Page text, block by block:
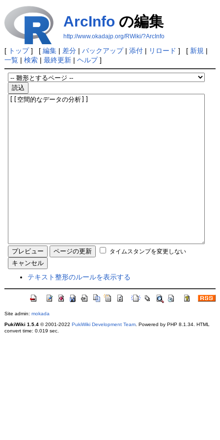
ArcInfoの編集
http://www.okadajp.org/RWiki/?ArcInfo
[ トップ] [ 編集| 差分| バックアップ| 添付| リロード ] [ 新規 |
一覧| 検索| 最終更新| ヘルプ]
タイムスタンプを変更しない
テキスト整形のルールを表示する
Site admin: mokada
PukiWiki 1.5.4© 2001-2022 PukiWiki Development Team. Powered by PHP 8.1.34. HTML
convert time: 0.019 sec.